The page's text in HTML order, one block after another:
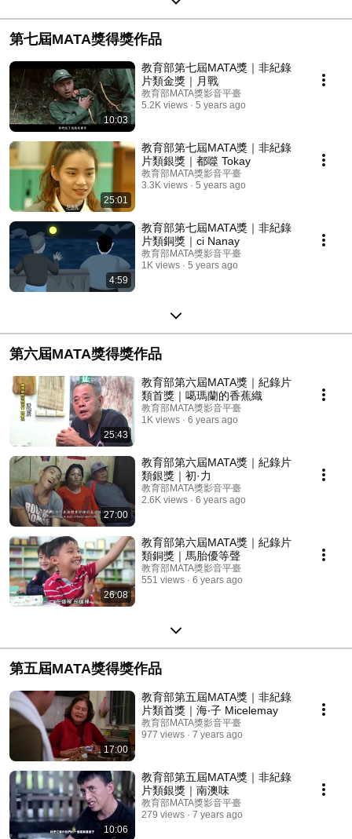
第七屆MATA獎得獎作品
10:03
教育部第七屆MATA獎｜非紀錄
片類金獎｜月戰
教育部MATA獎影音平臺
5.2K views
5 years ago
25:01
教育部第七屆MATA獎｜非紀錄
片類銀獎｜都噬 Tokay
教育部MATA獎影音平臺
3.3K views
5 years ago
4:59
教育部第七屆MATA獎｜非紀錄
片類銅獎｜ci Nanay
教育部MATA獎影音平臺
1K views
5 years ago
第六屆MATA獎得獎作品
25:43
教育部第六屆MATA獎｜紀錄片
類首獎｜噶瑪蘭的香蕉織
教育部MATA獎影音平臺
1K views
6 years ago
27:00
教育部第六屆MATA獎｜紀錄片
類銀獎｜初·力
教育部MATA獎影音平臺
2.6K views
6 years ago
26:08
教育部第六屆MATA獎｜紀錄片
類銅獎｜馬胎優等聲
教育部MATA獎影音平臺
551 views
6 years ago
第五屆MATA獎得獎作品
17:00
教育部第五屆MATA獎｜非紀錄
片類首獎｜海‧子 Micelemay
教育部MATA獎影音平臺
977 views
7 years ago
10:06
教育部第五屆MATA獎｜非紀錄
片類銀獎｜南澳味
教育部MATA獎影音平臺
279 views
7 years ago